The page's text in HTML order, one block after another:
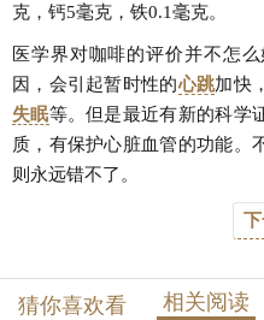
克，钙5毫克，铁0.1毫克。
医学界对咖啡的评价并不怎
因，会引起暂时性的心跳加快
失眠等。但是最近有新的科学
质，有保护心脏血管的功能。
则永远错不了。
猜你喜欢看 相关阅读